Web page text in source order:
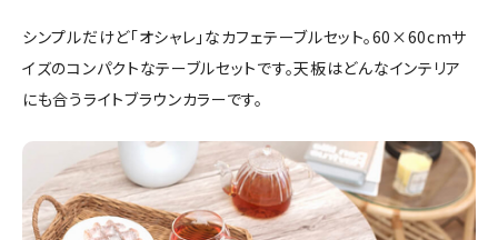
シンプルだけど「オシャレ」なカフェテーブルセット。60×60cmサ
イズのコンパクトなテーブルセットです。天板はどんなインテリア
にも合うライトブラウンカラーです。